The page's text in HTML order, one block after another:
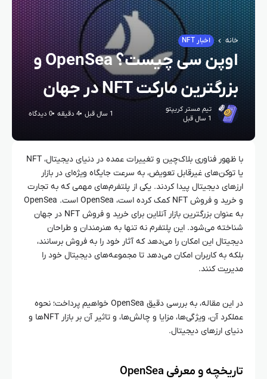
خانه اخبار NFT
اوپن سی چیست؟ OpenSea و
بزرگترین مارکت NFT در جهان
تیم مستر کریپتو
1 سال قبل
1 سال قبل 4 دقیقه 0 دیدگاه
با ظهور فناوری بلاک‌چین و تغییرات عمده در دنیای دیجیتال، NFT
یا توکن‌های غیرقابل تعویض، به سرعت جایگاه ویژه‌ای در بازار
ارزهای دیجیتال پیدا کردند. یکی از پلتفرم‌های مهمی که به تجارت
و خرید و فروش NFT کمک کرده است، OpenSea است. OpenSea
به عنوان بزرگترین بازار آنلاین برای خرید و فروش NFT در جهان
شناخته می‌شود. این پلتفرم نه تنها به هنرمندان و طراحان
دیجیتال این امکان را می‌دهد که آثار خود را به فروش برسانند،
بلکه به کاربران امکان می‌دهد تا مجموعه‌های دیجیتال خود را
مدیریت کنند.
در این مقاله، به بررسی دقیق OpenSea خواهیم پرداخت؛ نحوه
عملکرد آن، ویژگی‌ها، مزایا و چالش‌ها، و تاثیر آن بر بازار NFTها و
دنیای ارزهای دیجیتال.
تاریخچه و معرفی OpenSea